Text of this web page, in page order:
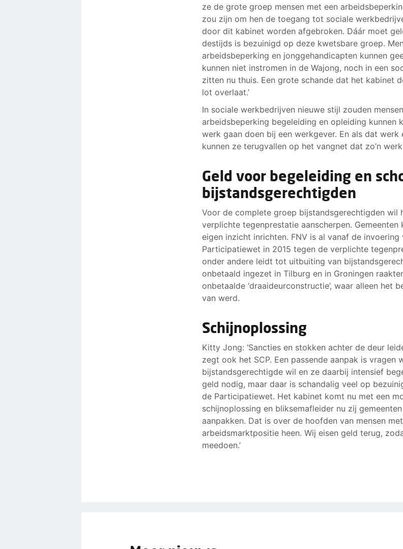
ze de grote groep mensen met een
zou zijn om hen de toegang tot sociale
door dit kabinet worden afgebroken. Dáár moet
destijds is bezuinigd op deze kwetsbare groep.
arbeidsbeperking en jonggehandicapten kunnen
kunnen niet instromen in de Wajong, noch in een
zitten nu thuis. Een grote schande dat het kabinet
lot overlaat.’
In sociale werkbedrijven nieuwe stijl zouden
arbeidsbeperking begeleiding en opleiding kunnen
werk gaan doen bij een werkgever. En als dat werk
kunnen ze terugvallen op het vangnet dat zo’n
Geld voor begeleiding en
bijstandsgerechtigden
Voor de complete groep bijstandsgerechtigden wil
verplichte tegenprestatie aanscherpen. Gemeenten
eigen inzicht inrichten. FNV is al vanaf de invoering
Participatiewet in 2015 tegen de verplichte
onder andere leidt tot uitbuiting van
onbetaald ingezet in Tilburg en in Groningen
onbetaalde ‘draaideurconstructie’, waar alleen het
van werd.
Schijnoplossing
Kitty Jong: ‘Sancties en stokken achter de deur
zegt ook het SCP. Een passende aanpak is vragen
bijstandsgerechtigde wil en ze daarbij intensief
geld nodig, maar daar is schandalig veel op
de Participatiewet. Het kabinet komt nu met een
schijnoplossing en bliksemafleider nu zij
aanpakken. Dat is over de hoofden van mensen
arbeidsmarktpositie heen. Wij eisen geld terug,
meedoen.’